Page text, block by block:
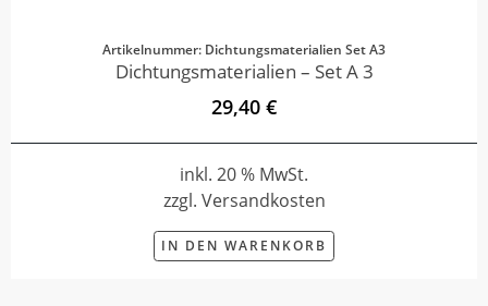
Artikelnummer: Dichtungsmaterialien Set A3
Dichtungsmaterialien – Set A 3
29,40 €
inkl. 20 % MwSt.
zzgl. Versandkosten
IN DEN WARENKORB